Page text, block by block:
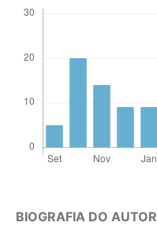
BIOGRAFIA DO AUTOR